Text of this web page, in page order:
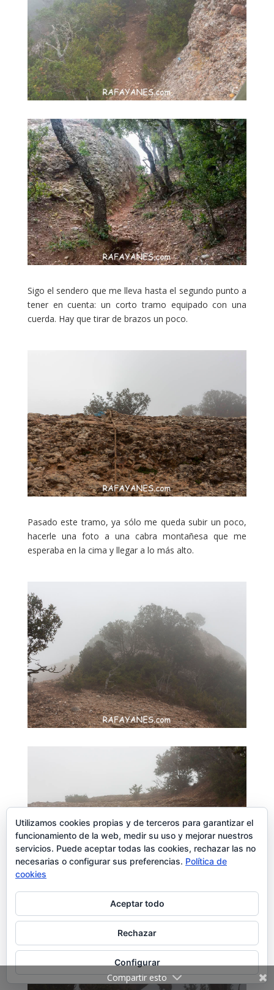
Sigo el sendero que me lleva hasta el segundo punto a
tener en cuenta: un corto tramo equipado con una
cuerda. Hay que tirar de brazos un poco.
Pasado este tramo, ya sólo me queda subir un poco,
hacerle una foto a una cabra montañesa que me
esperaba en la cima y llegar a lo más alto.
Compartir esto
Utilizamos cookies propias y de terceros para garantizar el
funcionamiento de la web, medir su uso y mejorar nuestros
servicios. Puede aceptar todas las cookies, rechazar las no
necesarias o configurar sus preferencias. Política de
cookies
Aceptar todo
Rechazar
Configurar